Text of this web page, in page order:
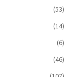
(53)
(14)
(6)
(46)